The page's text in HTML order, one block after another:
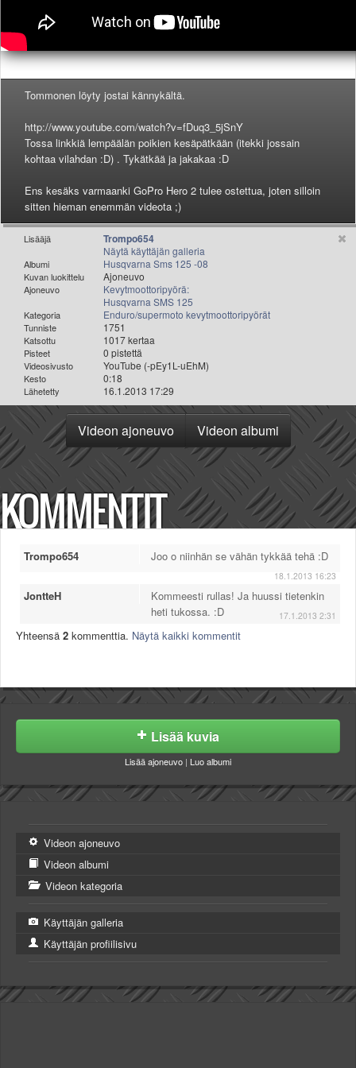
Helsingin sää
Turun sää
Oulun sää
Kuopion sää
Rovaniemen sää
MUUT
VIP-jäsenyys
Suunnittele oma paita
Mainostus
Palaute
Tommonen löyty jostai kännykältä.
http://www.youtube.com/watch?v=fDuq3_5jSnY
Tossa linkkiä lempäälän poikien kesäpätkään (itekki jossain
kohtaa vilahdan :D) . Tykätkää ja jakakaa :D
Ens kesäks varmaanki GoPro Hero 2 tulee ostettua, joten silloin
sitten hieman enemmän videota ;)
Lisääjä Trompo654
Näytä käyttäjän galleria
Albumi Husqvarna Sms 125 -08
Kuvan luokittelu Ajoneuvo
Ajoneuvo
Kevytmoottoripyörä:
Husqvarna SMS 125
Kategoria Enduro/supermoto kevytmoottoripyörät
Tunniste 1751
Katsottu 1017 kertaa
Pisteet 0 pistettä
Videosivusto YouTube (-pEy1L-uEhM)
Kesto 0:18
Lähetetty 16.1.2013 17:29
Videon ajoneuvo Videon albumi
KOMMENTIT
Trompo654 Joo o niinhän se vähän tykkää tehä :D
18.1.2013 16:23
JontteH
Kommeesti rullas! Ja huussi tietenkin
heti tukossa. :D
17.1.2013 2:31
Yhteensä 2 kommenttia. Näytä kaikki kommentit
Lisää kuvia
Lisää ajoneuvo | Luo albumi
Videon ajoneuvo
Videon albumi
Videon kategoria
Käyttäjän galleria
Käyttäjän profiilisivu